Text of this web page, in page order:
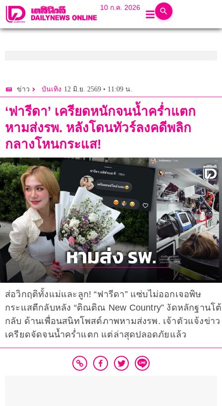
10 ก.ค. 2026
ข่าว บันเทิง 12 มิ.ย. 2569 • 11:09 น.
‘ฟารีดา’ เครียดหนักจนน้ำคร่ำแตก
หามส่งรพ. หลังโดนทัวร์ลงคดีพลิก
กลางโหนกระแส!
ส่อวิกฤติทั้งแม่และลูก! “ฟารีดา” แซ่บไม่ออกเจอพิษ
กระแสตีกลับหลัง “ติณติณ New Country” งัดหลักฐานโต้
กลับ ด้านเพื่อนสนิทโพสต์ภาพหามส่งรพ. เจ้าตัวแจ้งข่าว
เครียดจัดจนน้ำคร่ำแตก แต่ล่าสุดปลอดภัยแล้ว